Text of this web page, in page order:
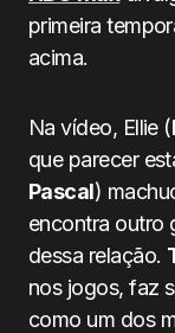
primeira
acima.
Na vídeo, Ellie (
que parecer
Pascal)
encontra outro
dessa relação.
nos jogos, faz
como um dos